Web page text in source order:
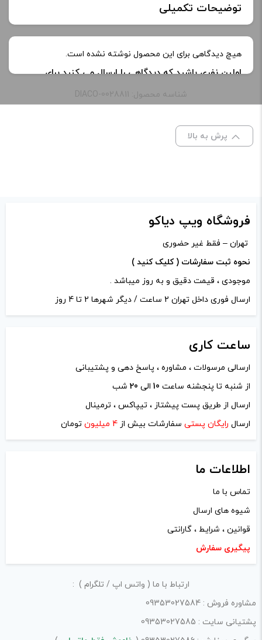
توضیحات تکمیلی
خنکی یخ دار
نیکوتین: 25 میلی گرم, 30 میلی گرم, 50 میلی گرم
هیچ دیدگاهی برای این محصول نوشته نشده است.
اولین نفری باشید که دیدگاهی را ارسال می کنید برای
“سالت نیکوتین تنباکو نعنا موریش | Moreish Tobacco
نشانی ایمیل شما منتشر نخواهد شد.
علامت‌گذاری شده‌اند
دیدگاه شما*
نام*
ایمیل*
ذخیره نام، ایمیل و وبسایت من در مرورگر برای زمانی که دوباره
دیدگاهی می‌نویسم.
لازم است محتوای ارسالی منطبق برعرف و شئونات جامعه و با
بیانی رسمی و عاری از لحن تند، تمسخرو توهین باشد.
از ارسال لینک‌های سایت‌های دیگر و ارایه‌ی اطلاعات شخصی
خودتان مثل شماره تماس، ایمیل و آی‌دی شبکه‌های اجتماعی
شناسه محصول: DIACO-0028811
پرش به بالا
فروشگاه ویپ دیاکو
تهران – فقط غیر حضوری
نحوه ثبت سفارشات ( کلیک کنید )
موجودی ، قیمت دقیق و به روز میباشد .
ارسال فوری داخل تهران 2 ساعت / دیگر شهرها 2 تا 4 روز
ساعت کاری
ارسالی مرسولات ، مشاوره ، پاسخ دهی و پشتیبانی
از شنبه تا پنجشنه ساعت 10 الی 20 شب
ارسال از طریق پست پیشتاز ، تیپاکس ، ترمینال
ارسال رایگان پستی سفارشات بیش از 4 میلیون تومان
اطلاعات ما
تماس با ما
شیوه های ارسال
قوانین ، شرایط ، گارانتی
پیگیری سفارش
ارتباط با ما ( واتس اپ / تلگرام ) :
مشاوره فروش : 09353027584
پشتیانی سایت : 09353027585